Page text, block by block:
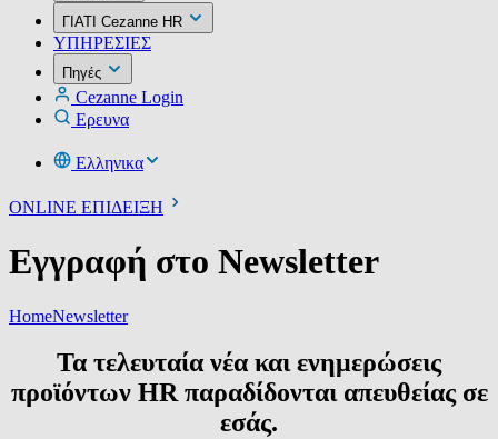
ΓΙΑΤΙ Cezanne HR
ΥΠΗΡΕΣIΕΣ
Πηγές
Cezanne Login
Ερευνα
Ελληνικα
ONLINE ΕΠΙΔΕΙΞΗ
Εγγραφή στο Newsletter
HomeNewsletter
Τα τελευταία νέα και ενημερώσεις
προϊόντων HR παραδίδονται απευθείας σε
εσάς.